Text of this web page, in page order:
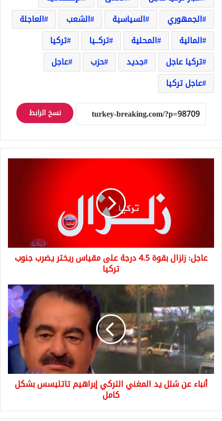
الجمهوري
السياسية الشعب
العاجلة
المالية
المحلية تركــيا
تركيا
تركيا عاجل
جديد حزب
عاجل
عاجل تركيا
نسخ الرابط
يضرب
جنوب
عاجل: زلزال بقوة 4.5 درجة على مقياس ريختر يضرب جنوب
تركيا
شلل
يد
المغني
التركي
إبراهيم
تاتليسس
بشكل
كامل
أنباء عن شلل يد المغني التركي إبراهيم تاتليسس بشكل
كامل